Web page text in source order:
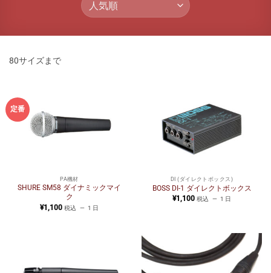
80サイズまで
定番
PA機材
SHURE SM58 ダイナミックマイ
ク
¥1,100 税込 1 日
DI (ダイレクトボックス)
BOSS DI-1 ダイレクトボックス
¥1,100 税込 1 日